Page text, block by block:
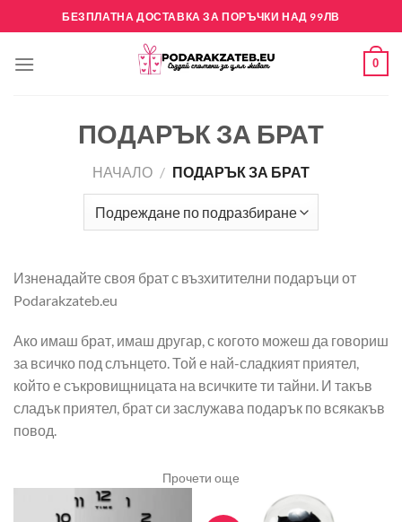
to
content
БЕЗПЛАТНА ДОСТАВКА ЗА ПОРЪЧКИ НАД 99ЛВ
0
ПОДАРЪК ЗА БРАТ
НАЧАЛО / ПОДАРЪК ЗА БРАТ
Изненадайте своя брат с възхитителни подаръци от
Podarakzateb.eu
Ако имаш брат, имаш другар, с когото можеш да говориш
за всичко под слънцето. Той е най-сладкият приятел,
който е съкровищницата на всичките ти тайни. И такъв
сладък приятел, брат си заслужава подарък по всякакъв
повод.
Прочети още